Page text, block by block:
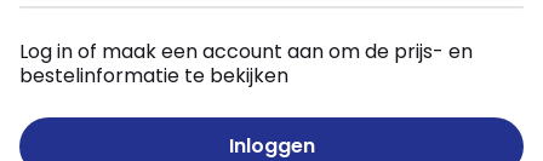
Log in of maak een account aan om de prijs- en
bestelinformatie te bekijken
Inloggen